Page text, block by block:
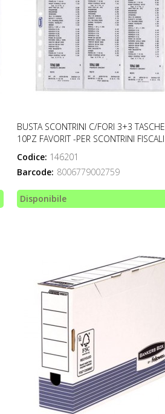
BUSTA SCONTRINI C/FORI 3+3 TASCHE
10PZ FAVORIT -PER SCONTRINI FISCALI
Codice: 146201
Barcode: 8006779002759
Disponibile